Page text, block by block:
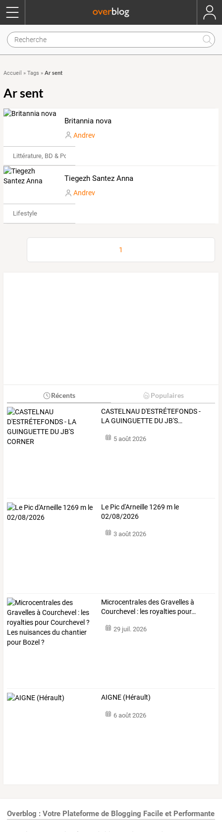
Accueil » Tags » Ar sent
Ar sent
Britannia nova
Andrev
Littérature, BD & Poésie
Tiegezh Santez Anna
Andrev
Lifestyle
1
Récents Populaires
CASTELNAU D'ESTRÉTEFONDS-
LAGUINGUETTE DUJB'S…
5 août 2026
Le Pic d'Arneille 1269 m le
02/08/2026
3 août 2026
MicrocentralesdesGravellesà
Courchevel : les royalties pour…
29 juil. 2026
AIGNE (Hérault)
6 août 2026
Overblog : Votre Plateforme de Blogging Facile et Performante